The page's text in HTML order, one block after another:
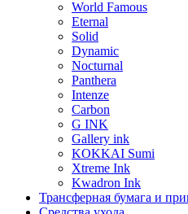
World Famous
Eternal
Solid
Dynamic
Nocturnal
Panthera
Intenze
Carbon
G INK
Gallery ink
KOKKAI Sumi
Xtreme Ink
Kwadron Ink
Трансферная бумага и